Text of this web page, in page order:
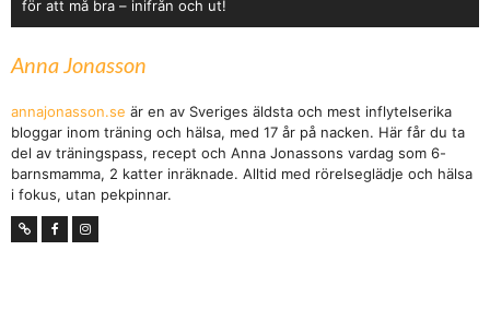
för att må bra – inifrån och ut!
Anna Jonasson
annajonasson.se är en av Sveriges äldsta och mest inflytelserika
bloggar inom träning och hälsa, med 17 år på nacken. Här får du ta
del av träningspass, recept och Anna Jonassons vardag som 6-
barnsmamma, 2 katter inräknade. Alltid med rörelseglädje och hälsa
i fokus, utan pekpinnar.